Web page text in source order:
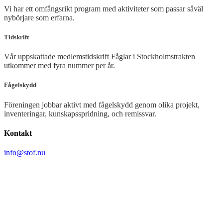
Vi har ett omfångsrikt program med aktiviteter som passar såväl
nybörjare som erfarna.
Tidskrift
Vår uppskattade medlemstidskrift Fåglar i Stockholmstrakten
utkommer med fyra nummer per år.
Fågelskydd
Föreningen jobbar aktivt med fågelskydd genom olika projekt,
inventeringar, kunskapsspridning, och remissvar.
Kontakt
info@stof.nu